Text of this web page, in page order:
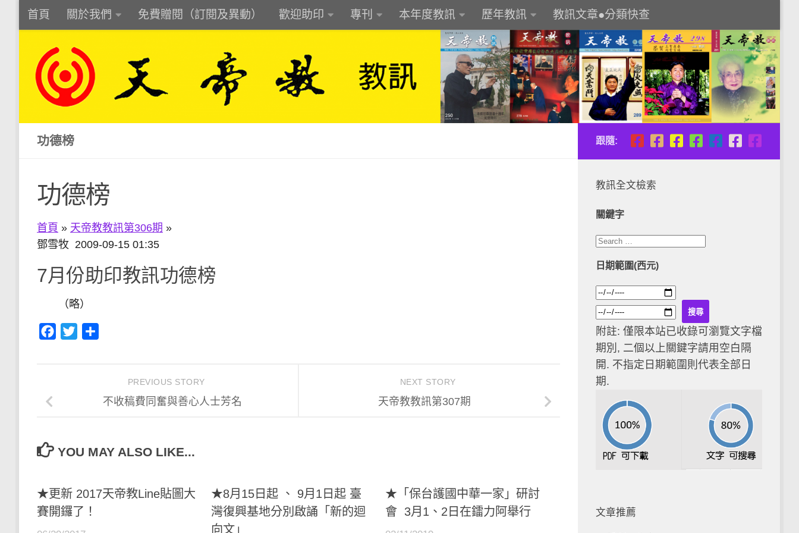
Skip to content
首頁 關於我們 免費贈閱（訂閱及異動） 歡迎助印 專刊 本年度教訊 歷年教訊 教訊文章●分類快查
功德榜
功德榜
首頁 » 天帝教教訊第306期 »
鄧雪牧 2009-09-15 01:35
7月份助印教訊功德榜
（略）
Facebook
Twitter
NEXT STORY
天帝教教訊第307期
PREVIOUS STORY
不收稿費同奮與善心人士芳名
YOU MAY ALSO LIKE...
★更新 2017天帝教Line貼圖大
賽開鑼了！
★8月15日起 、 9月1日起 臺
灣復興基地分別啟誦「新的迴
向文」
★「保台護國中華一家」研討
會 3月1、2日在鐳力阿舉行
跟隨:
教訊全文檢索
關鍵字
日期範圍(西元)
附註: 僅限本站已收錄可瀏覽文字檔
期別, 二個以上關鍵字請用空白隔
開. 不指定日期範圍則代表全部日
期.
文章推薦